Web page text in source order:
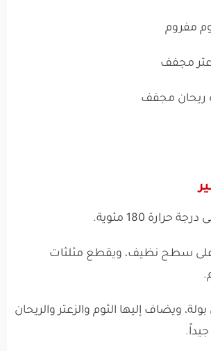
180 مئوية.
على سطح نظيف، ويقطع مثلثات
ويضاف إليها الثوم والزعتر والريحان